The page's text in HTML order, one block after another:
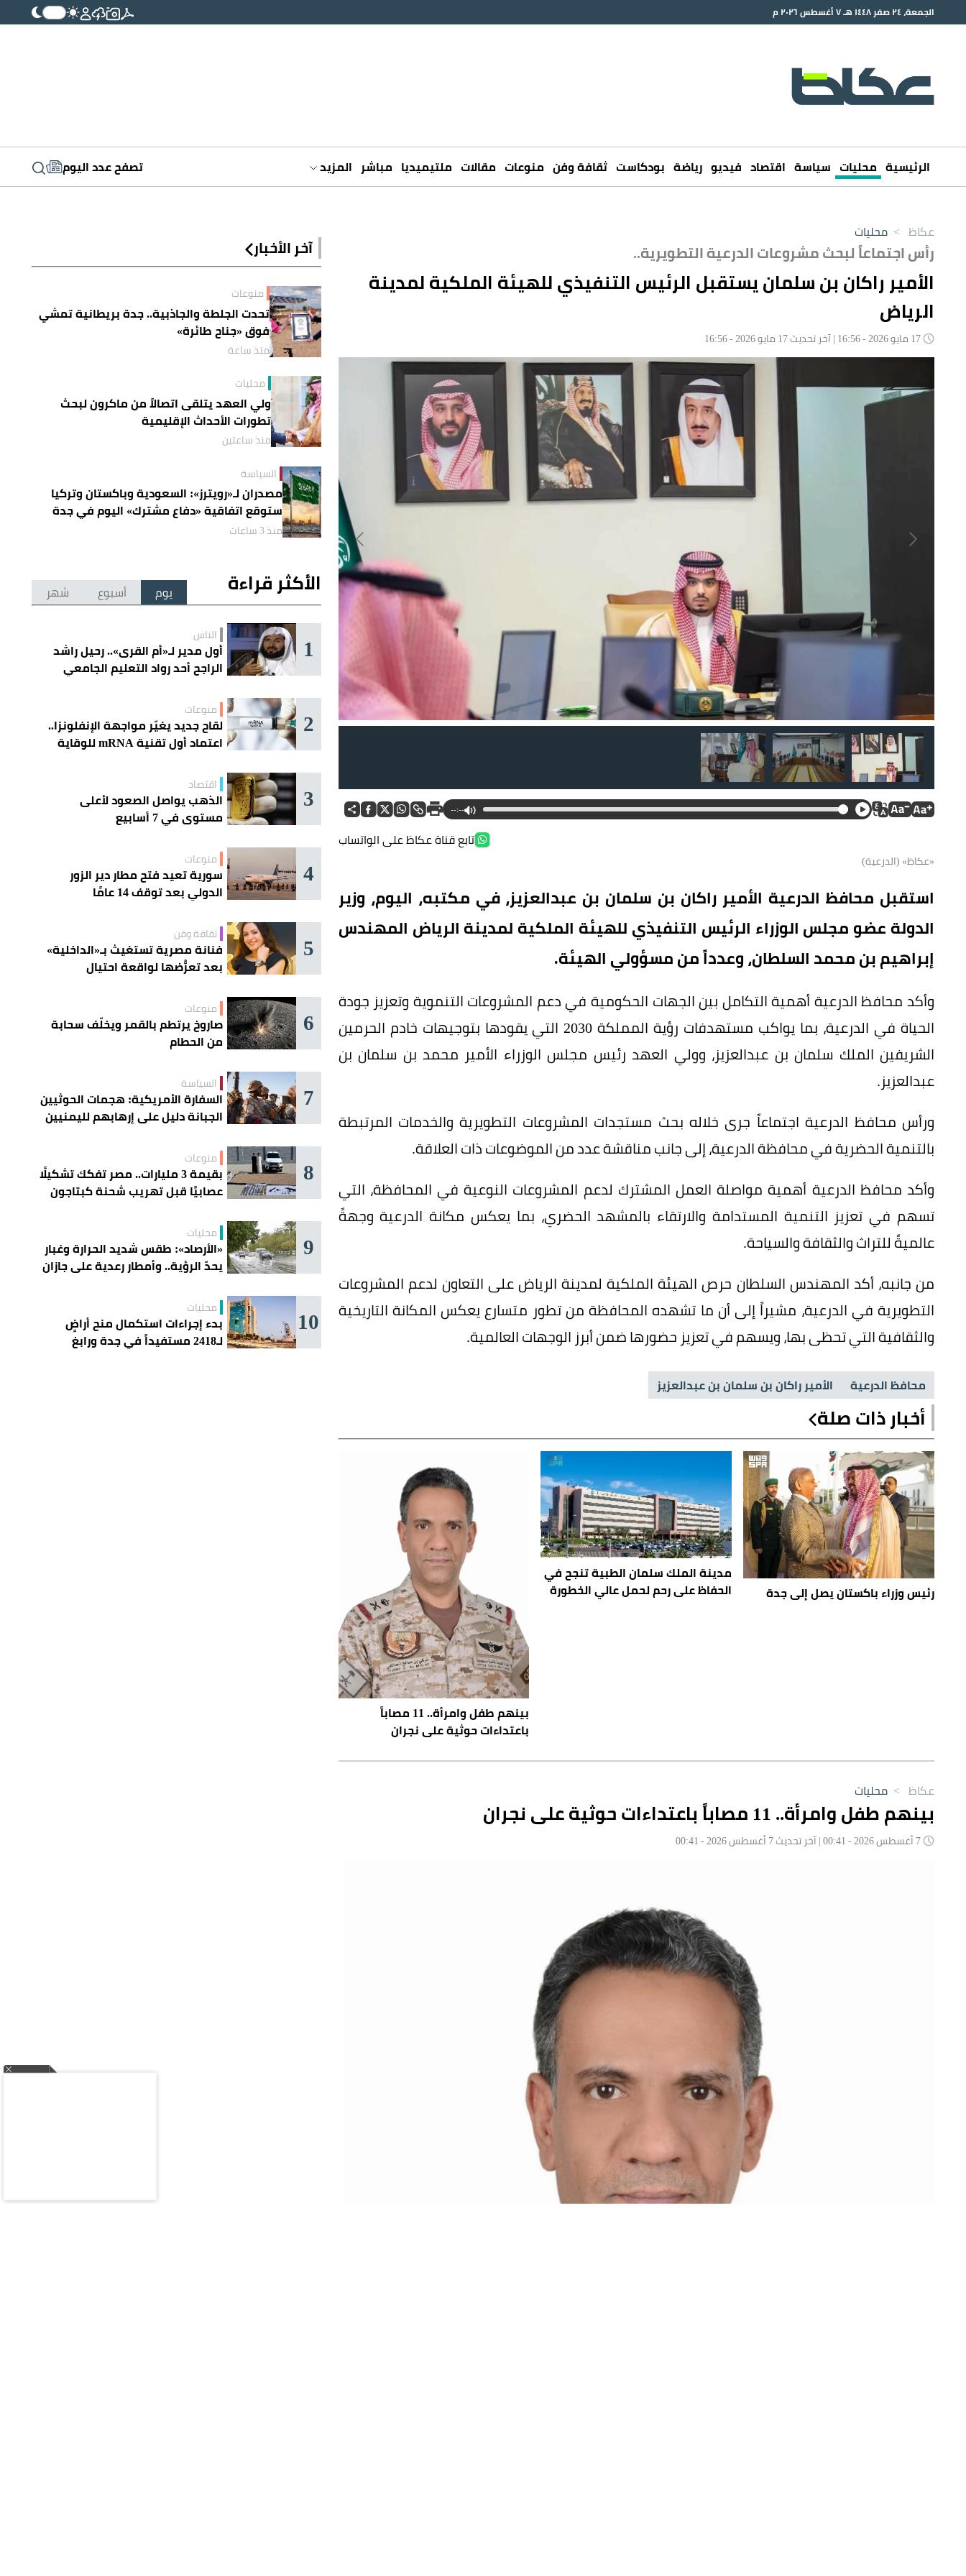
الجمعة، ٢٤ صفر ١٤٤٨ هـ ٧ أغسطس ٢٠٢٦ م
الرئيسية محليات سياسة اقتصاد فيديو رياضة بودكاست ثقافة وفن منوعات مقالات ملتيميديا مباشر المزيد تصفح عدد اليوم
عكاظ > محليات
رأس اجتماعاً لبحث مشروعات الدرعية التطويرية..
الأمير راكان بن سلمان يستقبل الرئيس التنفيذي للهيئة الملكية لمدينة
الرياض
--:--
تابع قناة عكاظ على الواتساب
«عكاظ» (الدرعية)
استقبل محافظ الدرعية الأمير راكان بن سلمان بن عبدالعزيز، في مكتبه، اليوم، وزير
الدولة عضو مجلس الوزراء الرئيس التنفيذي للهيئة الملكية لمدينة الرياض المهندس
إبراهيم بن محمد السلطان، وعدداً من مسؤولي الهيئة.
وأكد محافظ الدرعية أهمية التكامل بين الجهات الحكومية في دعم المشروعات التنموية وتعزيز جودة
الحياة في الدرعية، بما يواكب مستهدفات رؤية المملكة 2030 التي يقودها بتوجيهات خادم الحرمين
الشريفين الملك سلمان بن عبدالعزيز، وولي العهد رئيس مجلس الوزراء الأمير محمد بن سلمان بن
عبدالعزيز.
ورأس محافظ الدرعية اجتماعاً جرى خلاله بحث مستجدات المشروعات التطويرية والخدمات المرتبطة
بالتنمية الحضرية في محافظة الدرعية، إلى جانب مناقشة عدد من الموضوعات ذات العلاقة.
وأكد محافظ الدرعية أهمية مواصلة العمل المشترك لدعم المشروعات النوعية في المحافظة، التي
تسهم في تعزيز التنمية المستدامة والارتقاء بالمشهد الحضري، بما يعكس مكانة الدرعية وجهةً
عالميةً للتراث والثقافة والسياحة.
من جانبه، أكد المهندس السلطان حرص الهيئة الملكية لمدينة الرياض على التعاون لدعم المشروعات
التطويرية في الدرعية، مشيراً إلى أن ما تشهده المحافظة من تطور متسارع يعكس المكانة التاريخية
والثقافية التي تحظى بها، ويسهم في تعزيز حضورها ضمن أبرز الوجهات العالمية.
محافظ الدرعية الأمير راكان بن سلمان بن عبدالعزيز
أخبار ذات صلة
رئيس وزراء باكستان يصل إلى جدة
مدينة الملك سلمان الطبية تنجح في
الحفاظ على رحم لحمل عالي الخطورة
بينهم طفل وامرأة.. 11 مصاباً
باعتداءات حوثية على نجران
آخر الأخبار
منوعات
تحدت الجلطة والجاذبية.. جدة بريطانية تمشي
فوق «جناح طائرة»
منذ ساعة
محليات
ولي العهد يتلقى اتصالاً من ماكرون لبحث
تطورات الأحداث الإقليمية
منذ ساعتين
السياسة
مصدران لـ«رويترز»: السعودية وباكستان وتركيا
ستوقع اتفاقية «دفاع مشترك» اليوم في جدة
منذ 3 ساعات
الأكثر قراءة يوم أسبوع شهر
1 الناس
أول مدير لـ«أم القرى».. رحيل راشد
الراجح أحد رواد التعليم الجامعي
2 منوعات
لقاح جديد يغيّر مواجهة الإنفلونزا..
اعتماد أول تقنية mRNA للوقاية
3 اقتصاد
الذهب يواصل الصعود لأعلى
مستوى في 7 أسابيع
4 منوعات
سورية تعيد فتح مطار دير الزور
الدولي بعد توقف 14 عامًا
5 ثقافة وفن
فنانة مصرية تستغيث بـ«الداخلية»
بعد تعرُّضها لواقعة احتيال
6 منوعات
صاروخ يرتطم بالقمر ويخلّف سحابة
من الحطام
7 السياسة
السفارة الأمريكية: هجمات الحوثيين
الجبانة دليل على إرهابهم لليمنيين
8 منوعات
بقيمة 3 مليارات.. مصر تفكك تشكيلًا
عصابيًا قبل تهريب شحنة كبتاجون
9 محليات
«الأرصاد»: طقس شديد الحرارة وغبار
يحدّ الرؤية.. وأمطار رعدية على جازان
10 محليات
بدء إجراءات استكمال منح أراضٍ
لـ2418 مستفيداً في جدة ورابغ
عكاظ > محليات
بينهم طفل وامرأة.. 11 مصاباً باعتداءات حوثية على نجران